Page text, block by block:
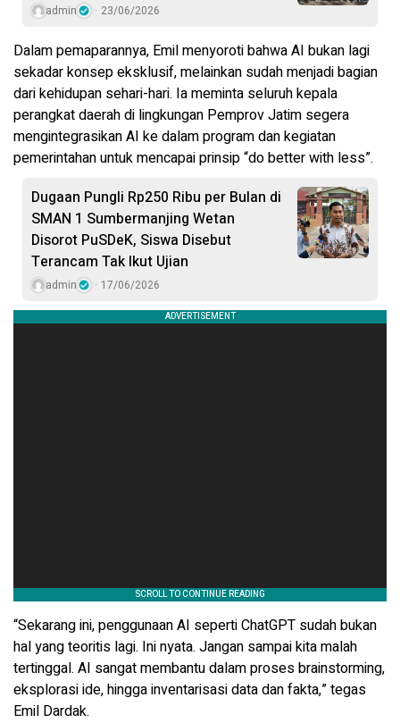
admin 23/06/2026
Dalam pemaparannya, Emil menyoroti bahwa AI bukan lagi
sekadar konsep eksklusif, melainkan sudah menjadi bagian
dari kehidupan sehari-hari. Ia meminta seluruh kepala
perangkat daerah di lingkungan Pemprov Jatim segera
mengintegrasikan AI ke dalam program dan kegiatan
pemerintahan untuk mencapai prinsip “do better with less”.
Dugaan Pungli Rp250 Ribu per Bulan di
SMAN 1 Sumbermanjing Wetan
Disorot PuSDeK, Siswa Disebut
Terancam Tak Ikut Ujian
admin 17/06/2026
“Sekarang ini, penggunaan AI seperti ChatGPT sudah bukan
hal yang teoritis lagi. Ini nyata. Jangan sampai kita malah
tertinggal. AI sangat membantu dalam proses brainstorming,
eksplorasi ide, hingga inventarisasi data dan fakta,” tegas
Emil Dardak.